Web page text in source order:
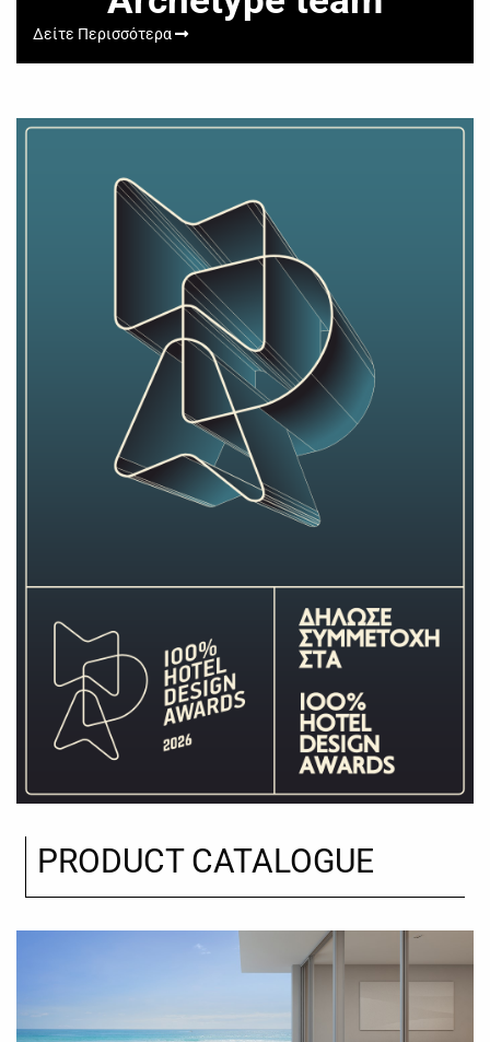
Δείτε Περισσότερα
PRODUCT CATALOGUE